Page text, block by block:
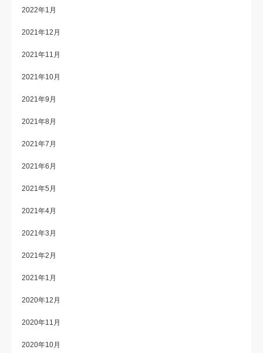
2022年1月
2021年12月
2021年11月
2021年10月
2021年9月
2021年8月
2021年7月
2021年6月
2021年5月
2021年4月
2021年3月
2021年2月
2021年1月
2020年12月
2020年11月
2020年10月